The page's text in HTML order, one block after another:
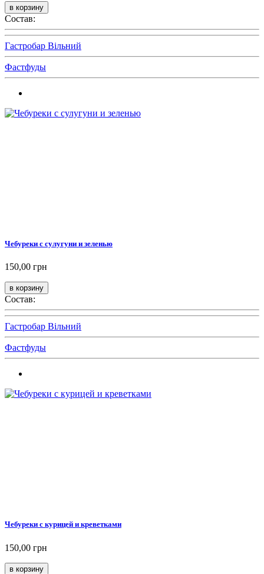
Состав:
Гастробар Вільний
Фастфуды
Чебуреки с сулугуни и зеленью
150,00 грн
Состав:
Гастробар Вільний
Фастфуды
Чебуреки с курицей и креветками
150,00 грн